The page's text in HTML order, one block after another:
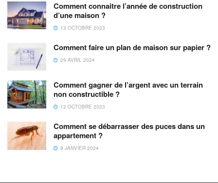
Comment connaitre l’année de construction
d’une maison ?
13 OCTOBRE 2023
Comment faire un plan de maison sur papier ?
29 AVRIL 2024
Comment gagner de l’argent avec un terrain
non constructible ?
12 OCTOBRE 2023
Comment se débarrasser des puces dans un
appartement ?
8 JANVIER 2024